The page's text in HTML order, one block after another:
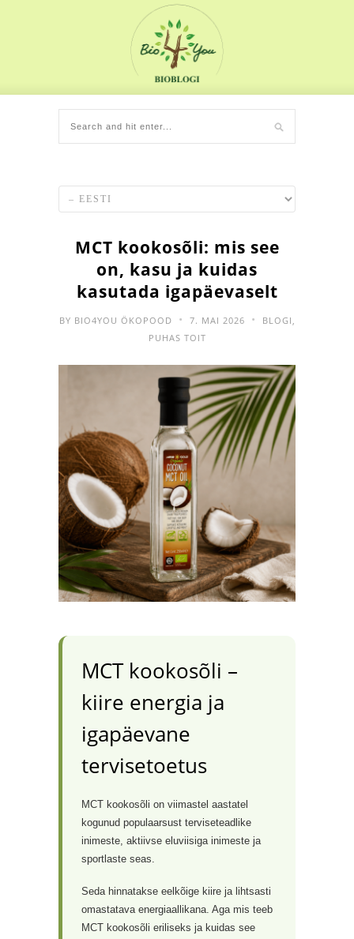
MCT kookosõli: mis see
on, kasu ja kuidas
kasutada igapäevaselt
BY BIO4YOU ÖKOPOOD • 7. MAI 2026 • BLOGI ,
PUHAS TOIT
MCT kookosõli –
kiire energia ja
igapäevane
tervisetoetus
MCT kookosõli on viimastel aastatel
kogunud populaarsust terviseteadlike
inimeste, aktiivse eluviisiga inimeste ja
sportlaste seas.
Seda hinnatakse eelkõige kiire ja lihtsasti
omastatava energiaallikana. Aga mis teeb
MCT kookosõli eriliseks ja kuidas see